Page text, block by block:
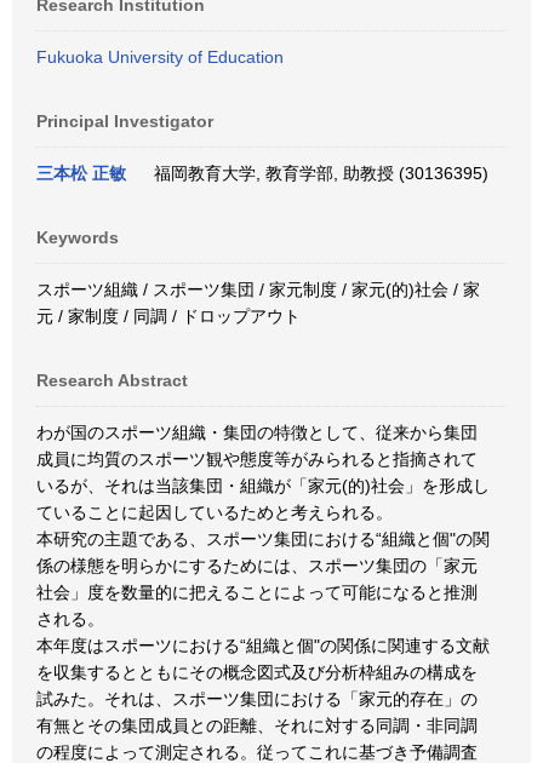
Research Institution
Fukuoka University of Education
Principal Investigator
三本松 正敏 福岡教育大学, 教育学部, 助教授 (30136395)
Keywords
スポーツ組織 / スポーツ集団 / 家元制度 / 家元(的)社会 / 家
元 / 家制度 / 同調 / ドロップアウト
Research Abstract
わが国のスポーツ組織・集団の特徴として、従来から集団
成員に均質のスポーツ観や態度等がみられると指摘されて
いるが、それは当該集団・組織が「家元(的)社会」を形成し
ていることに起因しているためと考えられる。
本研究の主題である、スポーツ集団における“組織と個"の関
係の様態を明らかにするためには、スポーツ集団の「家元
社会」度を数量的に把えることによって可能になると推測
される。
本年度はスポーツにおける“組織と個"の関係に関連する文献
を収集するとともにその概念図式及び分析枠組みの構成を
試みた。それは、スポーツ集団における「家元的存在」の
有無とその集団成員との距離、それに対する同調・非同調
の程度によって測定される。従ってこれに基づき予備調査